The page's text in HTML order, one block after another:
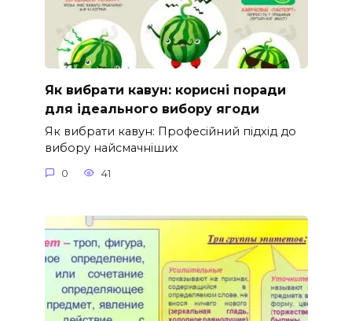
Як вибрати кавун: корисні поради
для ідеального вибору ягоди
Як вибрати кавун: Професійний підхід до
вибору найсмачніших
0 41